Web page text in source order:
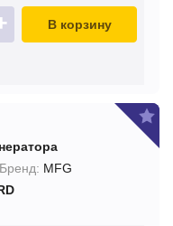
В корзину
Бренд: MFG